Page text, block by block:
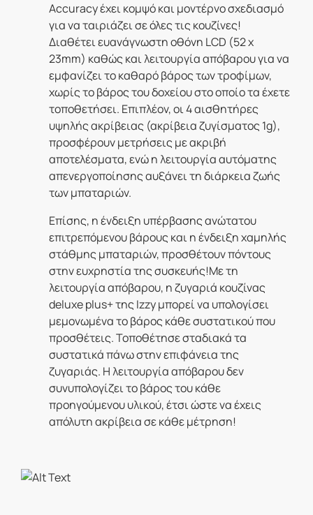
Accuracy έχει κομψό και μοντέρνο σχεδιασμό
για να ταιριάζει σε όλες τις κουζίνες!
Διαθέτει ευανάγνωστη οθόνη LCD (52 x
23mm) καθώς και λειτουργία απόβαρου για να
εμφανίζει το καθαρό βάρος των τροφίμων,
χωρίς το βάρος του δοχείου στο οποίο τα έχετε
τοποθετήσει. Επιπλέον, οι 4 αισθητήρες
υψηλής ακρίβειας (ακρίβεια ζυγίσματος 1g),
προσφέρουν μετρήσεις με ακριβή
αποτελέσματα, ενώ η λειτουργία αυτόματης
απενεργοποίησης αυξάνει τη διάρκεια ζωής
των μπαταριών.
Επίσης, η ένδειξη υπέρβασης ανώτατου
επιτρεπόμενου βάρους και η ένδειξη χαμηλής
στάθμης μπαταριών, προσθέτουν πόντους
στην ευχρηστία της συσκευής!Με τη
λειτουργία απόβαρου, η ζυγαριά κουζίνας
deluxe plus+ της Izzy μπορεί να υπολογίσει
μεμονωμένα το βάρος κάθε συστατικού που
προσθέτεις. Τοποθέτησε σταδιακά τα
συστατικά πάνω στην επιφάνεια της
ζυγαριάς. Η λειτουργία απόβαρου δεν
συνυπολογίζει το βάρος του κάθε
προηγούμενου υλικού, έτσι ώστε να έχεις
απόλυτη ακρίβεια σε κάθε μέτρηση!